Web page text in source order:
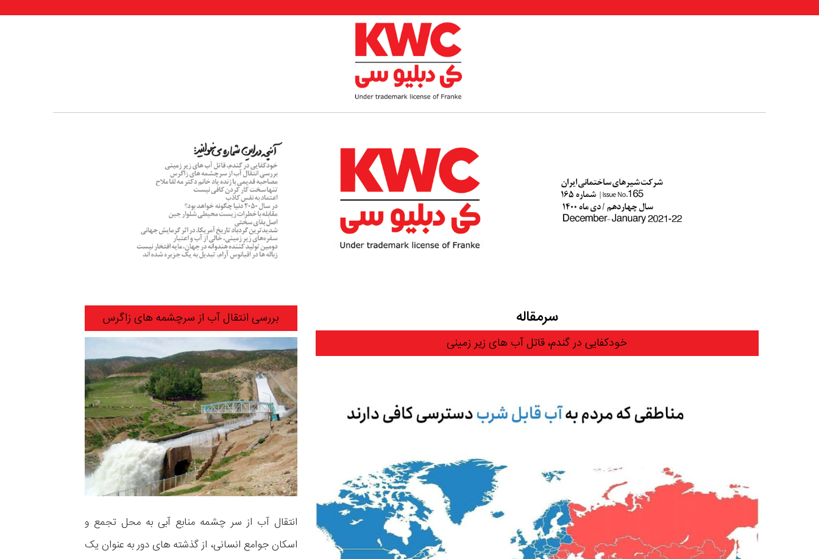
بررسی انتقال آب از سرچشمه های زاگرس
انتقال آب از سر چشمه منابع آبی به محل تجمع و
اسکان جوامع انسانی، از گذشته های دور به عنوان یک
سرمقاله
خودکفایی در گندم، قاتل آب های زیر زمینی